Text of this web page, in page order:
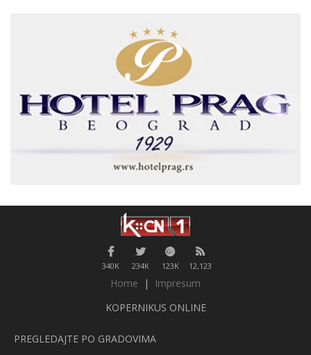
340K 234K 123K 12,123
Home |
Impresum
KOPERNIKUS ONLINE
PREGLEDAJTE PO GRADOVIMA